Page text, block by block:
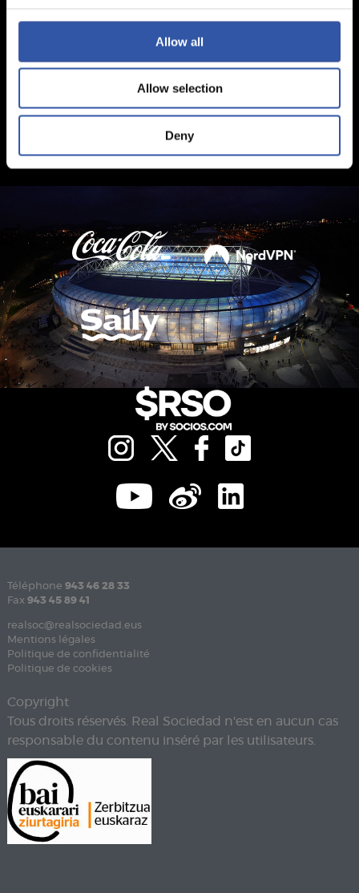
Allow all
Allow selection
Deny
Téléphone 943 46 28 33
Fax 943 45 89 41
realsoc@realsociedad.eus
Mentions légales
Politique de confidentialité
Politique de cookies
Copyright
Tous droits réservés. Real Sociedad n'est en aucun cas
responsable du contenu inséré par les utilisateurs.